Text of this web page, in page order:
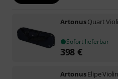
ArtonusQuart
Sofort lieferbar
398 €
ArtonusElipe